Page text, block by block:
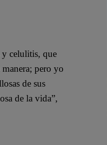
y celulitis, que
pero yo
de sus
de la vida”,